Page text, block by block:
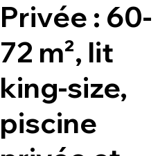
Privée : 60-
72 m², lit
king-size,
piscine